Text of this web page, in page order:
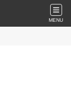
MENU